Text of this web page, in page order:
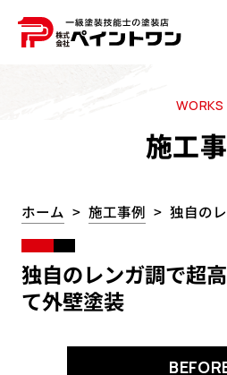
WORKS
施工
ホーム 施工事例 独自の
独自のレンガ調で超
て外壁塗装